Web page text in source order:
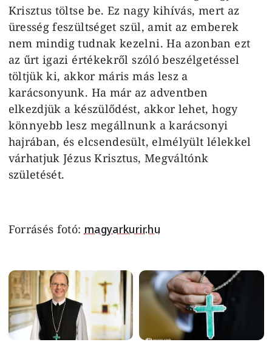
Krisztus töltse be. Ez nagy kihívás, mert az
üresség feszültséget szül, amit az emberek
nem mindig tudnak kezelni. Ha azonban ezt
az űrt igazi értékekről szóló beszélgetéssel
töltjük ki, akkor máris más lesz a
karácsonyunk. Ha már az adventben
elkezdjük a készülődést, akkor lehet, hogy
könnyebb lesz megállnunk a karácsonyi
hajrában, és elcsendesült, elmélyült lélekkel
várhatjuk Jézus Krisztus, Megváltónk
születését.
Forrásés fotó: magyarkurir.hu
Image Image